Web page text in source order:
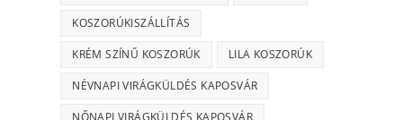
KOSZORÚKISZÁLLÍTÁS
KRÉM SZÍNŰ KOSZORÚK LILA KOSZORÚK
NÉVNAPI VIRÁGKÜLDÉS KAPOSVÁR
NŐNAPI VIRÁGKÜLDÉS KAPOSVÁR